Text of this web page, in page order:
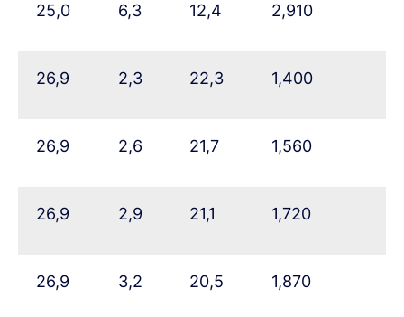
25,0 6,3 12,4 2,910
26,9 2,3 22,3 1,400
26,9 2,6 21,7 1,560
26,9 2,9 21,1 1,720
26,9 3,2 20,5 1,870